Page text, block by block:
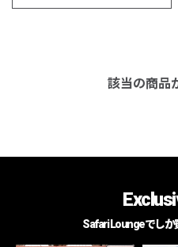
該当の商品
Safari Loungeでしか